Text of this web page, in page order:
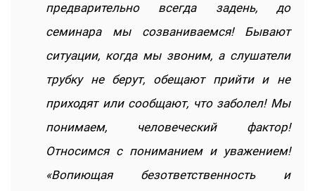
предварительно всегда задень, до
семинара мы созваниваемся! Бывают
ситуации, когда мы звоним, а слушатели
трубку не берут, обещают прийти и не
приходят или сообщают, что заболел! Мы
понимаем, человеческий фактор!
Относимся с пониманием и уважением!
«Вопиющая безответственность и